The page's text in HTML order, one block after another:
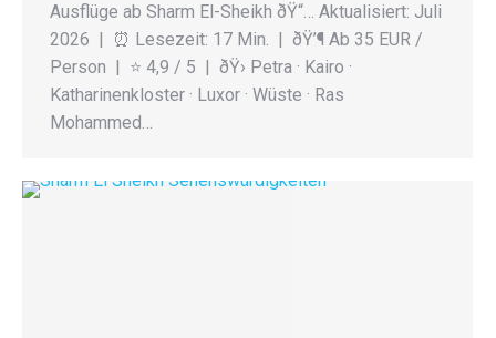
Ausflüge ab Sharm El-Sheikh ðŸ“… Aktualisiert: Juli
2026 | ⏰️ Lesezeit: 17 Min. | ðŸ’¶ Ab 35 EUR /
Person | ⭐ 4,9 / 5 | ðŸ› Petra · Kairo ·
Katharinenkloster · Luxor · Wüste · Ras
Mohammed…